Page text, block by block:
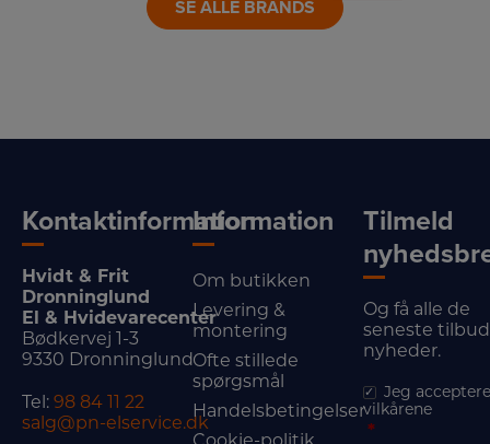
SE ALLE BRANDS
Kontaktinformation
Hvidt & Frit
Dronninglund
El & Hvidevarecenter
Bødkervej 1-3
9330 Dronninglund
Tel: 98 84 11 22
salg@pn-elservice.dk
Information
Om butikken
Levering &
montering
Ofte stillede
spørgsmål
Handelsbetingelser
Tilmeld
Og få alle de
seneste
nyheder.
Jeg
vilkårene
*